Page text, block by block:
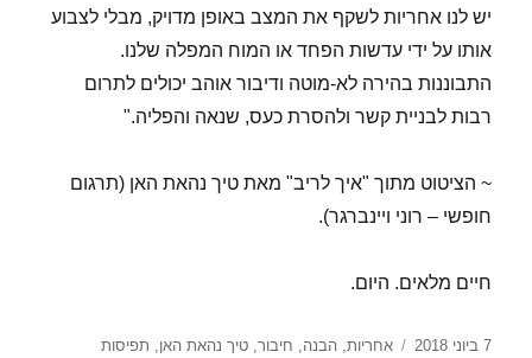
יש לנו אחריות לשקף את המצב באופן מדויק, מבלי לצבוע
אותו על ידי עדשות הפחד או המוח המפלה שלנו.
התבוננות בהירה לא-מוטה ודיבור אוהב יכולים לתרום
רבות לבניית קשר ולהסרת כעס, שנאה והפליה."
~ הציטוט מתוך "איך לריב" מאת טיך נהאת האן (תרגום
חופשי – רוני ויינברגר).
חיים מלאים. היום.
פורסם
7 ביוני 2018 תגיות
אחריות,הבנה, חיבור,טיך נהאת האן, תפיסות